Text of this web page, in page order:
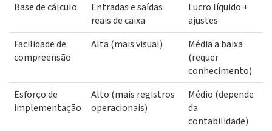
Base de cálculo
Entradas e saídas
reais de caixa
Lucro líquido +
ajustes
Facilidade de
compreensão
Alta (mais visual)
Média a baixa
(requer
conhecimento)
Esforço de
implementação
Alto (mais registros
operacionais)
Médio (depende
da
contabilidade)